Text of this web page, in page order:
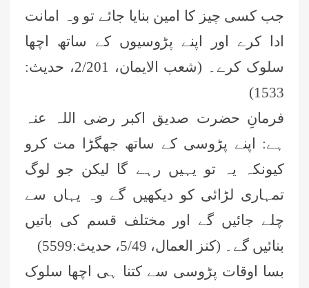
جب کسی چیز کا امین بنایا جائے تو وہ امانت
ادا کرے اور اپنے پڑوسیوں کے ساتھ اچھا
سلوک کرے۔ (شعب الایمان، 2/201، حدیث:
1533)
فرمانِ حضرت صدیق اکبر رضی اللہ عنہ
ہے: اپنے پڑوسی کے ساتھ جھگڑا مت کرو
کیونکہ یہ تو یہیں رہے گا لیکن جو لوگ
تمہاری لڑائی کو دیکھیں گے وہ یہاں سے
چلے جائیں گے اور مختلف قسم کی باتیں
بنائیں گے۔ (کنز العمال، 5/49، حدیث:5599)
بسا اوقات پڑوسی سے کتنا ہی اچھا سلوک